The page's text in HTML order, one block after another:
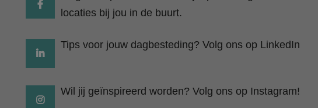
locaties bij jou in de buurt.
Tips voor jouw dagbesteding? Volg ons op LinkedIn
Wil jij geïnspireerd worden? Volg ons op Instagram!